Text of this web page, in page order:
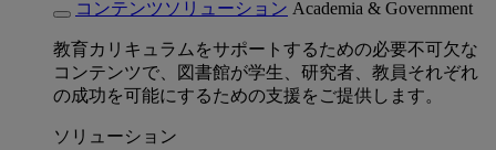
コンテンツソリューション Academia & Government
教育カリキュラムをサポートするための必要不可欠な
コンテンツで、図書館が学生、研究者、教員それぞれ
の成功を可能にするための支援をご提供します。
ソリューション